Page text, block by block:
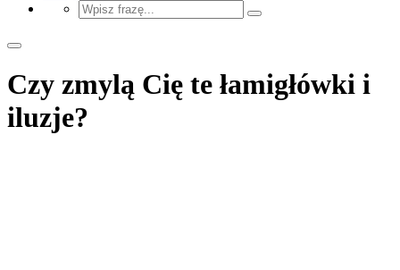
Czy zmylą Cię te łamigłówki i
iluzje?